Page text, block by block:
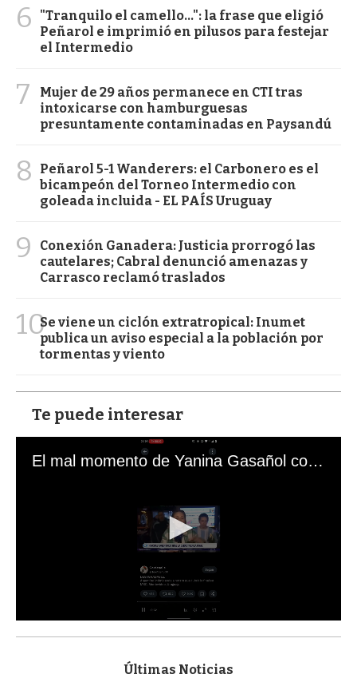
6
"Tranquilo el camello...": la frase que eligió
Peñarol e imprimió en pilusos para festejar
el Intermedio
7
Mujer de 29 años permanece en CTI tras
intoxicarse con hamburguesas
presuntamente contaminadas en Paysandú
8
Peñarol 5-1 Wanderers: el Carbonero es el
bicampeón del Torneo Intermedio con
goleada incluida - EL PAÍS Uruguay
9
Conexión Ganadera: Justicia prorrogó las
cautelares; Cabral denunció amenazas y
Carrasco reclamó traslados
10Se viene un ciclón extratropical: Inumet
publica un aviso especial a la población por
tormentas y viento
Te puede interesar
El mal momento de Yanina Gasañol con un hincha argentino en "Subrayado"
s
Últimas Noticias